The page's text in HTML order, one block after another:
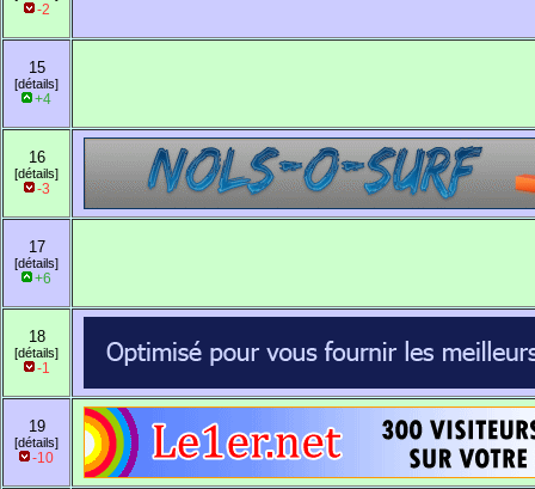
-2
15
[détails]
+4
16
[détails]
-3
17
[détails]
+6
18
[détails]
-1
19
[détails]
-10